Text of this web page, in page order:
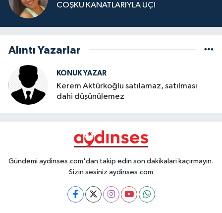
COŞKU KANATLARIYLA UÇ!
Alıntı Yazarlar
KONUK YAZAR
Kerem Aktürkoğlu satılamaz, satılması
dahi düşünülemez
Gündemi aydinses.com'dan takip edin son dakikalari kaçırmayın.
Sizin sesiniz aydinses.com